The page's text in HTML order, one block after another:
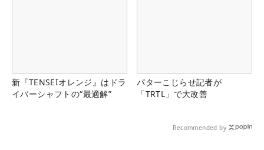
新『TENSEIオレンジ』はドラ
イバーシャフトの“最適解”
パターこじらせ記者が
「TRTL」で大改善
Recommended by